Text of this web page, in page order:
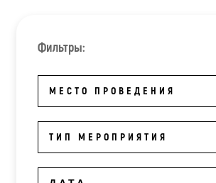
Фильтры:
МЕСТО ПРОВЕДЕНИЯ
ТИП МЕРОПРИЯТИЯ